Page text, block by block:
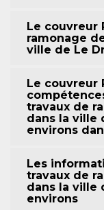
Le couvreur
ramonage
ville de Le
Le couvreur
travaux de
dans la ville
environs
Les
travaux de
dans la ville
environs